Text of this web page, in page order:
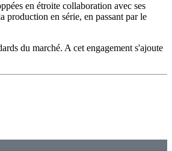
en étroite collaboration avec ses
production en série, en passant par le
du marché. A cet engagement s'ajoute